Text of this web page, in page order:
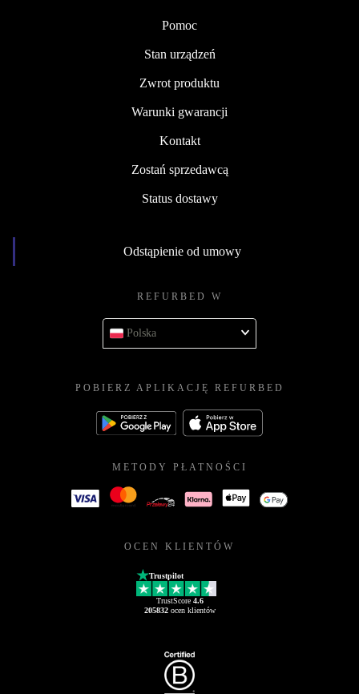
Pomoc
Stan urządzeń
Zwrot produktu
Warunki gwarancji
Kontakt
Zostań sprzedawcą
Status dostawy
Odstąpienie od umowy
REFURBED W
Polska
POBIERZ APLIKACJĘ REFURBED
METODY PŁATNOŚCI
OCEN KLIENTÓW
Trustpilot
TrustScore 4.6
205832ocen klientów